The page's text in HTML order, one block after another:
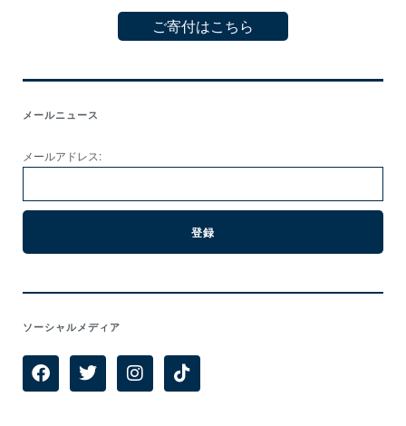
ご寄付はこちら
メールニュース
メールアドレス:
ソーシャルメディア